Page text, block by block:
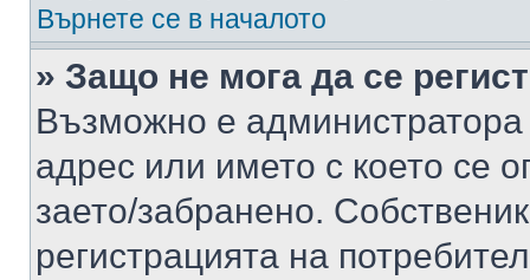
Върнете се в началото
» Защо не мога да се
Възможно е
адрес или името с което се
заето/забранено.
регистрацията на